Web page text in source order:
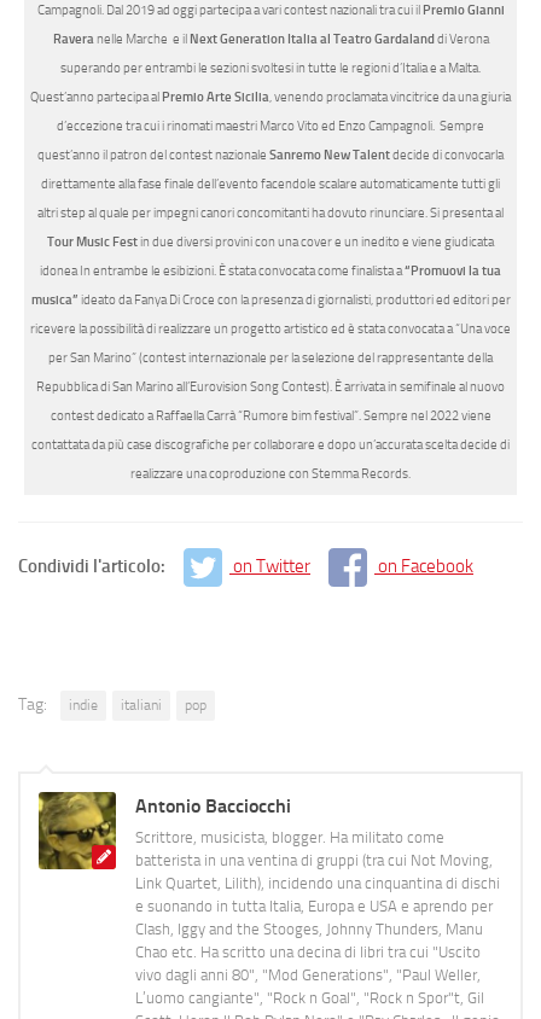
Campagnoli. Dal 2019 ad oggi partecipa a vari contest nazionali tra cui il Premio Gianni
Raveranelle Marche e il Next Generation Italia al Teatro Gardalanddi Verona
superando per entrambi le sezioni svoltesi in tutte le regioni d’Italia e a Malta.
Quest’anno partecipa al Premio Arte Sicilia, venendo proclamata vincitrice da una giuria
d’eccezione tra cui i rinomati maestri Marco Vito ed Enzo Campagnoli. Sempre
quest’anno il patron del contest nazionale Sanremo New Talentdecide di convocarla
direttamente alla fase finale dell’evento facendole scalare automaticamente tutti gli
altri step al quale per impegni canori concomitanti ha dovuto rinunciare. Si presenta al
Tour Music Festin due diversi provini con una cover e un inedito e viene giudicata
idonea In entrambe le esibizioni. È stata convocata come finalista a“Promuovi la tua
musica” ideato da Fanya Di Croce con la presenza di giornalisti, produttori ed editori per
ricevere la possibilità di realizzare un progetto artistico ed è stata convocata a “Una voce
per San Marino” (contest internazionale per la selezione del rappresentante della
Repubblica di San Marino all’Eurovision Song Contest). È arrivata in semifinale al nuovo
contest dedicato a Raffaella Carrà “Rumore bim festival”. Sempre nel 2022 viene
contattata da più case discografiche per collaborare e dopo un’accurata scelta decide di
realizzare una coproduzione con Stemma Records.
Condividi l'articolo: on Twitter on Facebook
Tag: indie italiani pop
Antonio Bacciocchi
Scrittore, musicista, blogger. Ha militato come
batterista in una ventina di gruppi (tra cui Not Moving,
Link Quartet, Lilith), incidendo una cinquantina di dischi
e suonando in tutta Italia, Europa e USA e aprendo per
Clash, Iggy and the Stooges, Johnny Thunders, Manu
Chao etc. Ha scritto una decina di libri tra cui "Uscito
vivo dagli anni 80", "Mod Generations", "Paul Weller,
L’uomo cangiante", "Rock n Goal", "Rock n Spor"t, Gil